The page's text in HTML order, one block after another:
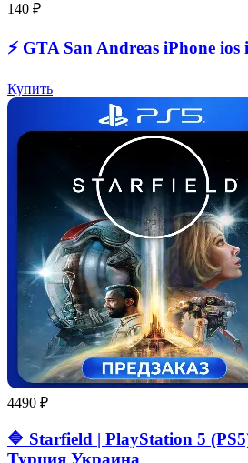
140 ₽
⚡️ GTA San Andreas iPhone
Купить
4490 ₽
🔷 Starfield | PlayStation 5
Турция Украина